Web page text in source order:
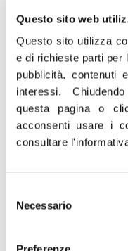
Questo sito web
Questo sito utilizza
e di richieste parti per
pubblicità,
interessi.
questa pagina o
acconsenti usare i
consultare
delNecessario
Preferenze
liberalizzazione
vini, abbiamo
contributi
eliminando le
segnale di
generazionale.
pesante per il
che colpirà i
alcuni settori